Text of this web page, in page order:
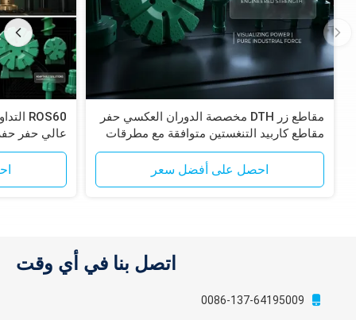
مقاطع زر DTH مخصصة الدوران العكسي حفر
مقاطع كاربيد التنغستين متوافقة مع مطرقات
Epiroc RC
احصل على أفضل سعر
لاستكشاف
اتصل بنا في أي وقت
0086-137-64195009